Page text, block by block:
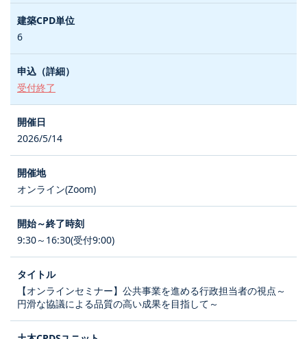
6
受付終了
2026/5/14
オンライン(Zoom)
9:30～16:30(受付9:00)
【オンラインセミナー】公共事業を進める行政担当者の視点～
円滑な協議による品質の高い成果を目指して～